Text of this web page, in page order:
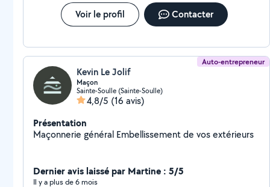
Voir le profil Contacter
Auto-entrepreneur
Kevin Le Jolif
Maçon
Sainte-Soulle (Sainte-Soulle)
4,8/5 (16 avis)
Présentation
Maçonnerie général Embellissement de vos extérieurs
Dernier avis laissé par Martine : 5/5
Il y a plus de 6 mois